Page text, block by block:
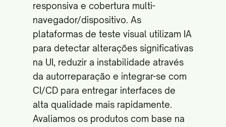
responsiva e cobertura multi-
navegador/dispositivo. As
plataformas de teste visual utilizam IA
para detectar alterações significativas
na UI, reduzir a instabilidade através
da autorreparação e integrar-se com
CI/CD para entregar interfaces de
alta qualidade mais rapidamente.
Avaliamos os produtos com base na